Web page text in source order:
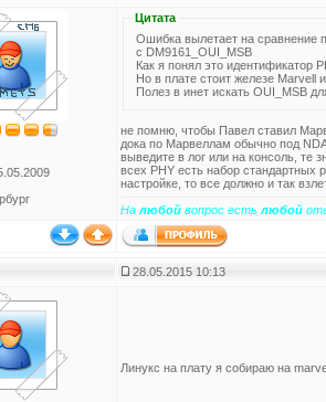
Цитата
Ошибка вылетает на сравнение
с DM9161_OUI_MSB
Как я понял это идентификатор
Но в плате стоит железе Marvell
Полез в инет искать OUI_MSB
не помню, чтобы Павел ставил
дока по Марвеллам обычно под NDA
выведите в лог или на консоль, те
всех PHY есть набор стандартных
настройке, то все должно и так
На любой вопрос есть любой
28.05.2015 10:13
Линукс на плату я собираю на